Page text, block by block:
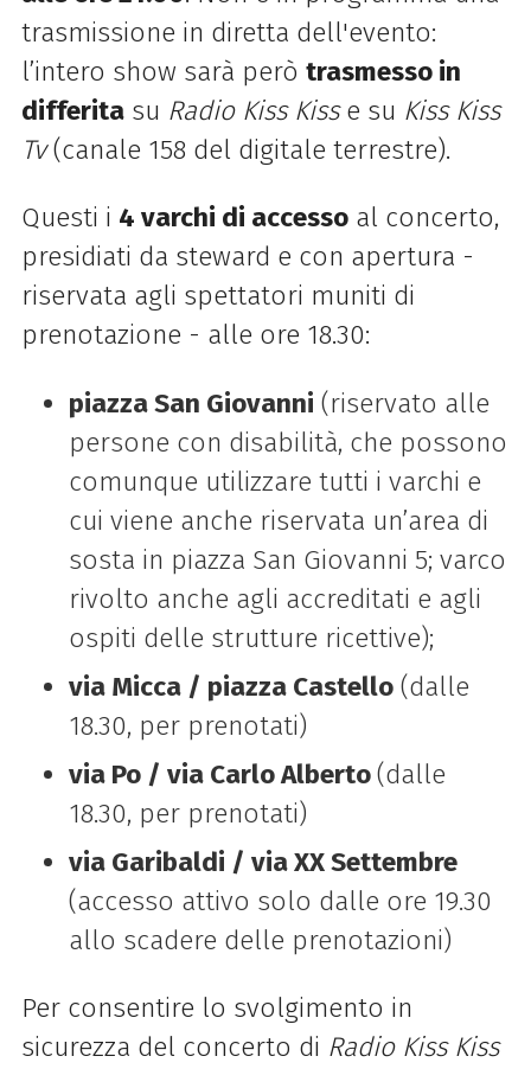
trasmissione in diretta dell'evento:
l’intero show sarà però trasmesso in
differitasu Radio Kiss Kisse su Kiss Kiss
Tv(canale 158 del digitale terrestre).
Questi i 4 varchi di accessoal concerto,
presidiati da steward e con apertura -
riservata agli spettatori muniti di
prenotazione - alle ore 18.30:
piazza San Giovanni (riservato alle
persone con disabilità, che possono
comunque utilizzare tutti i varchi e
cui viene anche riservata un’area di
sosta in piazza San Giovanni 5; varco
rivolto anche agli accreditati e agli
ospiti delle strutture ricettive);
via Micca / piazza Castello(dalle
18.30, per prenotati)
via Po / via Carlo Alberto(dalle
18.30, per prenotati)
via Garibaldi / via XX Settembre
(accesso attivo solo dalle ore 19.30
allo scadere delle prenotazioni)
Per consentire lo svolgimento in
sicurezza del concerto di Radio Kiss Kiss